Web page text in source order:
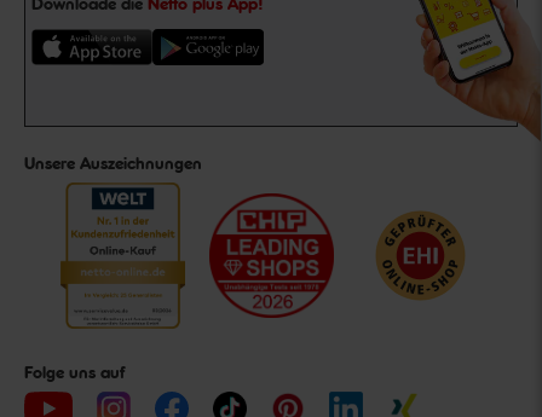
Unsere Auszeichnungen
Folge uns auf